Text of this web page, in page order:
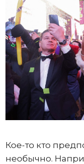
Кое-то кто
необычно.